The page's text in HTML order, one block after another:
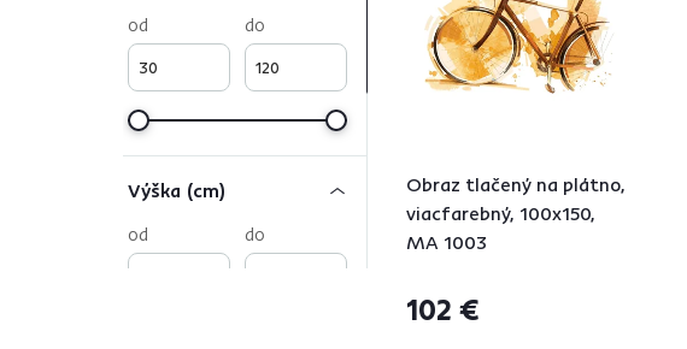
od
do
Výška (cm)
od
do
Obraz tlačený na plátno,
viacfarebný, 100x150,
MA 1003
102 €